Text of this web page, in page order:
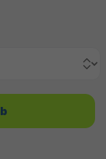
die Anzahl zu erhöhen